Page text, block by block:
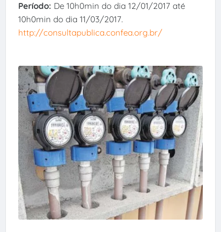
Período: De 10h0min do dia 12/01/2017 até
10h0min do dia 11/03/2017.
http://consultapublica.confea.org.br/